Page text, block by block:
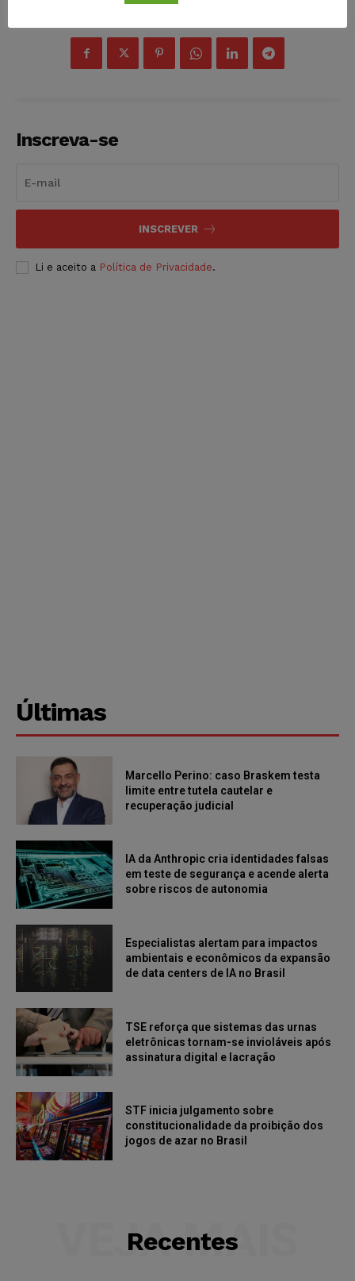
Inscreva-se
INSCREVER
Li e aceito a Política de Privacidade.
Últimas
Marcello Perino: caso Braskem testa
limite entre tutela cautelar e
recuperação judicial
IA da Anthropic cria identidades falsas
em teste de segurança e acende alerta
sobre riscos de autonomia
Especialistas alertam para impactos
ambientais e econômicos da expansão
de data centers de IA no Brasil
TSE reforça que sistemas das urnas
eletrônicas tornam-se invioláveis após
assinatura digital e lacração
STF inicia julgamento sobre
constitucionalidade da proibição dos
jogos de azar no Brasil
Recentes
VEJA MAIS